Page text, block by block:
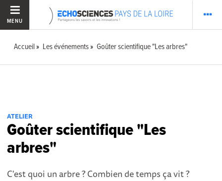
MENU
Accueil Les événements Goûter scientifique "Les arbres"
ATELIER
Goûter scientifique "Les
arbres"
C'est quoi un arbre ? Combien de temps ça vit ?